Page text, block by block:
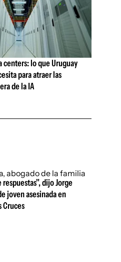
centers: lo que Uruguay
para atraer las
de la IA
dijo Jorge
joven asesinada en
Cruces